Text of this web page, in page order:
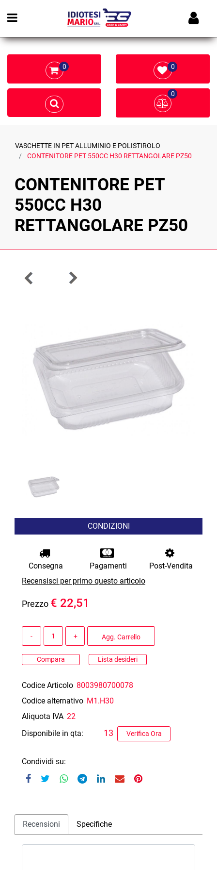
Open menu
0 0
0
VASCHETTE IN PET ALLUMINIO E POLISTIROLO
CONTENITORE PET 550CC H30 RETTANGOLARE PZ50
CONTENITORE PET
550CC H30
RETTANGOLARE PZ50
CONDIZIONI
Consegna Pagamenti
Post-Vendita
Recensisci per primo questo articolo
Prezzo € 22,51
Agg. Carrello
Compara Lista desideri
Codice Articolo 8003980700078
Codice alternativo M1.H30
Aliquota IVA 22
Disponibile in qta:
Verifica Ora
13
Condividi su:
Recensioni Specifiche